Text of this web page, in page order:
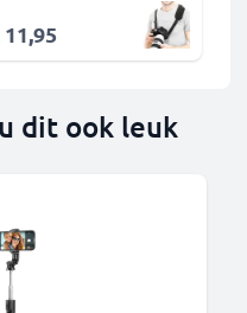
11,95
dit ook leuk